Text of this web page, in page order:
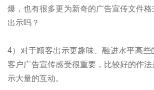
爆，也有很多更为新奇的广告宣传文件
出示吗？
4）对于顾客出示更趣味、融进水平高些
客户广告宣传感受很重要，比较好的作
示大量的互动。